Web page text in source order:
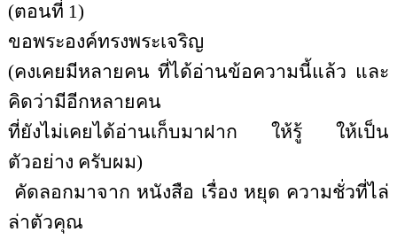
(ตอนที่ 1)
ขอพระองค์ทรงพระเจริญ
(คงเคยมีหลายคน ที่ได้อ่านข้อความนี้แล้ว และ
คิดว่ามีอีกหลายคน
ที่ยังไม่เคยได้อ่านเก็บมาฝาก ให้รู้ ให้เป็น
ตัวอย่าง ครับผม)
คัดลอกมาจาก หนังสือ เรื่อง หยุด ความชั่วที่ไล่
ล่าตัวคุณ